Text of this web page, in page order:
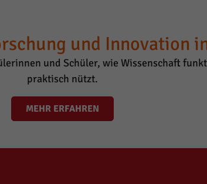
und Innovation
und Schüler, wie Wissenschaft
praktisch nützt.
MEHR ERFAHREN